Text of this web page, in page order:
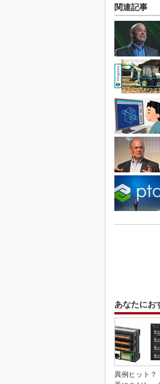
関連記事
あなたにお
異例ヒット